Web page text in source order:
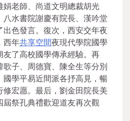
老師、尚道文明總裁胡光
水書院謝慶有院長、漢吟堂
色發言。復次，西安交年夜
西年共享空間夜現代學院國學
了高校國學傳承經驗。再
子、周德寶、陳全生等分別
學平易近間派各抒高見，暢
宏愿。最后，劉金田院長美
祭孔典禮歡迎道友再次觀